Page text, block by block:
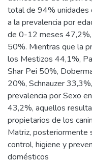
total de 94% unidades
a la prevalencia por
de 0-12 meses
50%. Mientras que la
los Mestizos 44,1%,
Shar Pei 50%,
20%, Schnauzer
prevalencia por Sexo
43,2%, aquellos
propietarios de los
Matriz, posteriormente
control, higiene y
domésticos